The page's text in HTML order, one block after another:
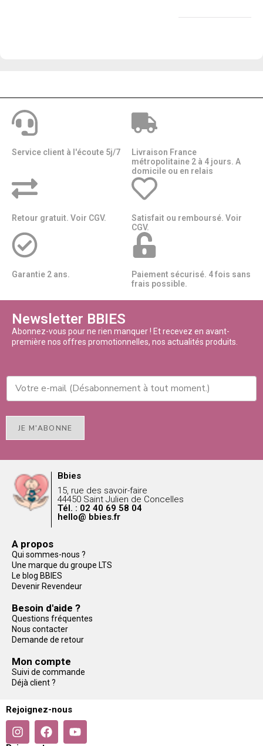
Service client à l'écoute 5j/7
Livraison France
métropolitaine 2 à 4 jours. A
domicile ou en relais​​
Retour gratuit. Voir CGV.
Satisfait ou remboursé. Voir
CGV.
Garantie 2 ans.
Paiement sécurisé. 4 fois sans
frais possible.
Newsletter BBIES
Abonnez-vous pour ne rien manquer ! Et recevez en avant-
première nos offres promotionnelles, nos actualités produits.
JE M'ABONNE
Bbies
15, rue des savoir-faire
44450 Saint Julien de Concelles
Tél. : 02 40 69 58 04
hello@ bbies.fr
A propos
Qui sommes-nous ?
Une marque du groupe LTS
Le blog BBIES
Devenir Revendeur
Besoin d'aide ?
Questions fréquentes
Nous contacter
Demande de retour
Mon compte
Suivi de commande
Déjà client ?
Rejoignez-nous